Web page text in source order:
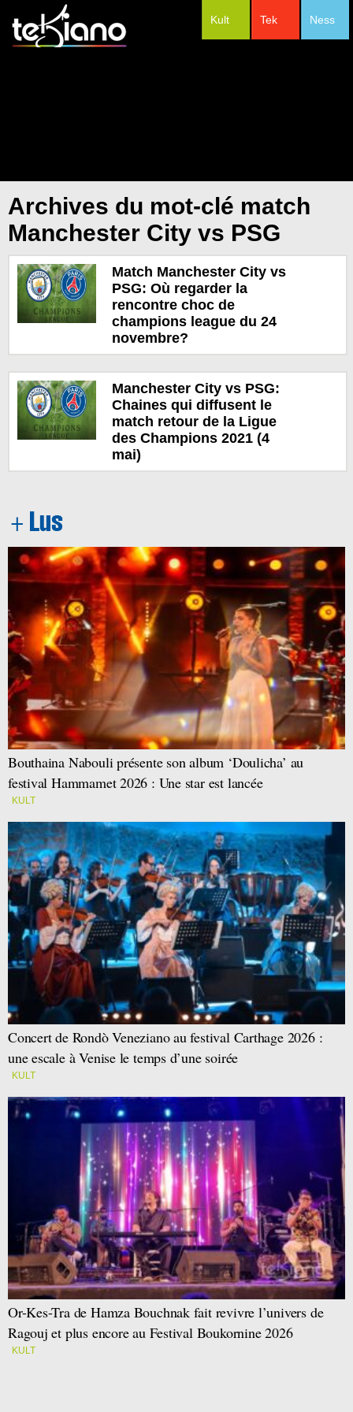
Ness
Tek
Kult
Archives du mot-clé match
Manchester City vs PSG
Match Manchester City vs
PSG: Où regarder la
rencontre choc de
champions league du 24
novembre?
Manchester City vs PSG:
Chaines qui diffusent le
match retour de la Ligue
des Champions 2021 (4
mai)
Bouthaina Nabouli présente son album ‘Doulicha’ au
festival Hammamet 2026 : Une star est lancée
KULT
Concert de Rondò Veneziano au festival Carthage 2026 :
une escale à Venise le temps d’une soirée
KULT
Or-Kes-Tra de Hamza Bouchnak fait revivre l’univers de
Ragouj et plus encore au Festival Boukornine 2026
KULT